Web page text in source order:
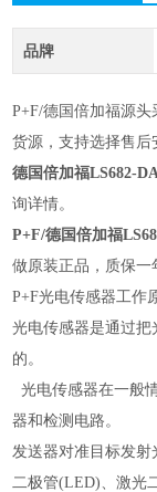
品牌
P+F/德国倍加福源头
货源，支持选择售后
德国倍加福LS682-
询详情。
P+F/德国倍加福
做原装正品，质保一
P+F光电传感器工作
光电传感器是通过把
的。
光电传感器在一般
器和检测电路。
发送器对准目标发
二极管(LED)、激光